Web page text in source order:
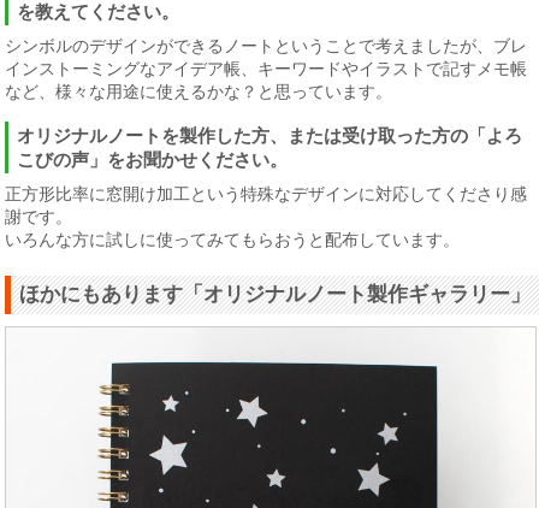
を教えてください。
シンボルのデザインができるノートということで考えましたが、ブレ
インストーミングなアイデア帳、キーワードやイラストで記すメモ帳
など、様々な用途に使えるかな？と思っています。
オリジナルノートを製作した方、または受け取った方の「よろ
こびの声」をお聞かせください。
正方形比率に窓開け加工という特殊なデザインに対応してくださり感
謝です。
いろんな方に試しに使ってみてもらおうと配布しています。
ほかにもあります「オリジナルノート製作ギャラリー」